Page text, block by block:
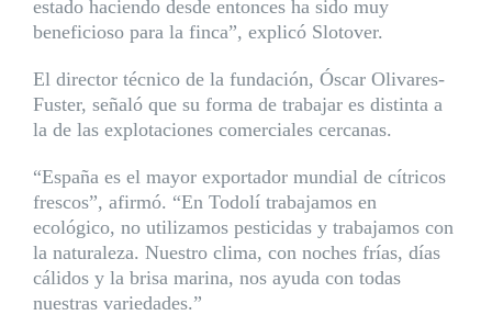
estado haciendo desde entonces ha sido muy
beneficioso para la finca”, explicó Slotover.
El director técnico de la fundación, Óscar Olivares-
Fuster, señaló que su forma de trabajar es distinta a
la de las explotaciones comerciales cercanas.
“España es el mayor exportador mundial de cítricos
frescos”, afirmó. “En Todolí trabajamos en
ecológico, no utilizamos pesticidas y trabajamos con
la naturaleza. Nuestro clima, con noches frías, días
cálidos y la brisa marina, nos ayuda con todas
nuestras variedades.”